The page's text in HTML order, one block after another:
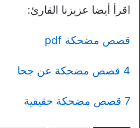
اقرأ أيضا عزيزنا القارئ:
قصص مضحكة pdf
4 قصص مضحكة عن جحا
7 قصص مضحكة حقيقية